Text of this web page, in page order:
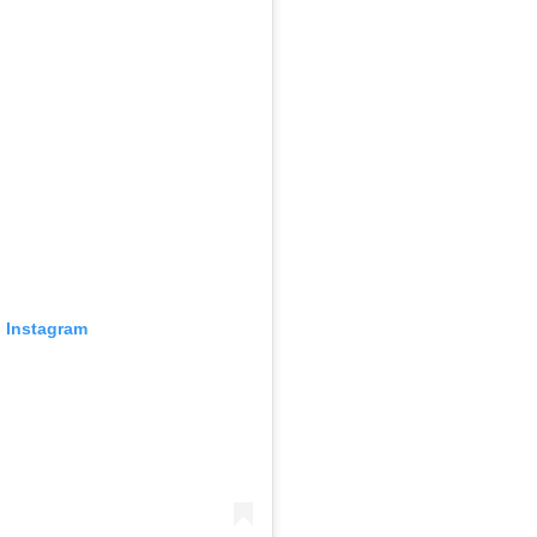
Instagram